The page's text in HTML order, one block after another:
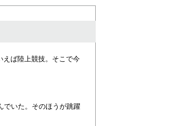
えば陸上競技。そこで今
でいた。そのほうが跳躍